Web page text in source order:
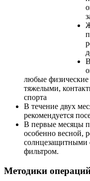
любые физические
тяжелыми,
спорта
В течение двух
рекомендуется
В первые месяцы
особенно весной,
солнцезащитными
фильтром.
Методики